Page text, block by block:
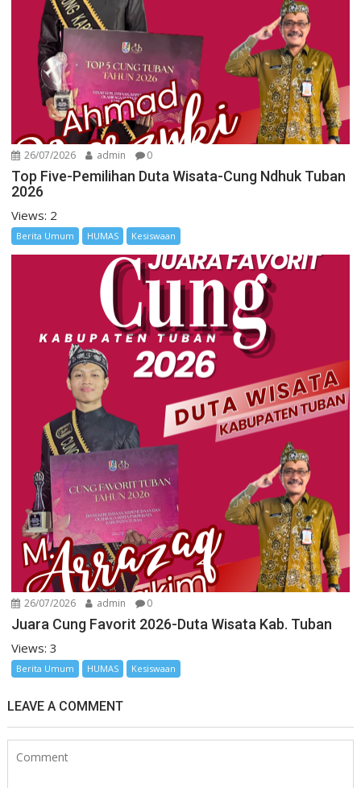
26/07/2026 admin 0
Top Five-Pemilihan Duta Wisata-Cung Ndhuk Tuban
2026
Views: 2
Berita Umum HUMAS Kesiswaan
26/07/2026 admin 0
Juara Cung Favorit 2026-Duta Wisata Kab. Tuban
Views: 3
Berita Umum HUMAS Kesiswaan
LEAVE A COMMENT